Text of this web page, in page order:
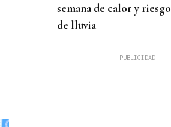
semana de calor y riesgo
de lluvia